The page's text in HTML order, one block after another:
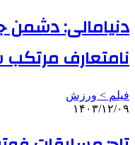
دنیامالی: دشمن
نامتعارف
فیلم > ورزش
۱۴۰۳/۱۲/۰۹